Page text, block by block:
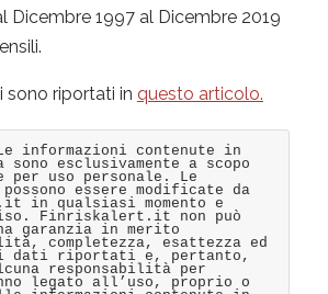
Dicembre 1997 al Dicembre 2019
sono riportati in questo articolo.
informazioni contenute in
sono esclusivamente a scopo
per uso personale. Le
essere modificate da
in qualsiasi momento e
Finriskalert.it non può
garanzia in merito
completezza, esattezza ed
dati riportati e, pertanto,
responsabilità per
legato all’uso, proprio o